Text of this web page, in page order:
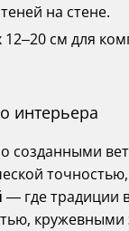
на стене.
12–20 см для
интерьера
созданными
— где традиции